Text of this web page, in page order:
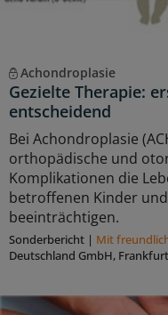
Achondroplasie
Gezielte Therapie:
entscheidend
Bei Achondroplasie
orthopädische und
Komplikationen die
betroffenen Kinder
beeinträchtigen.
Sonderbericht | Mit
Deutschland GmbH,